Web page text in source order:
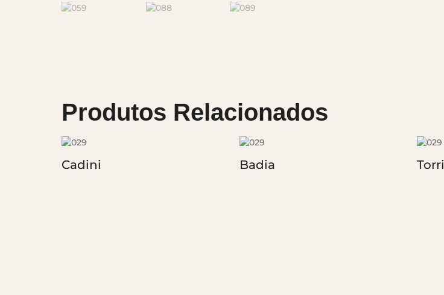
Produtos Relacionados
Cadini Badia Torri